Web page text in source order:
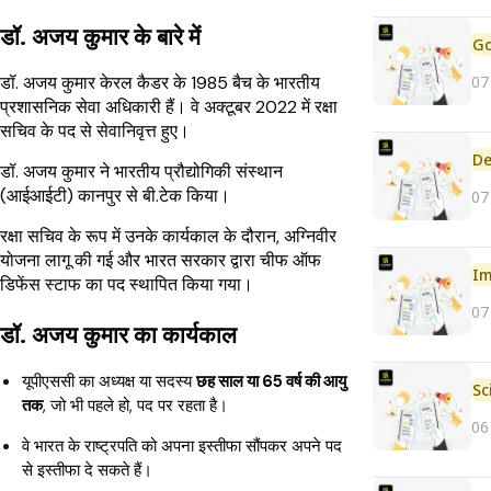
डॉ. अजय कुमार के बारे में
डॉ. अजय कुमार केरल कैडर के 1985 बैच के भारतीय
प्रशासनिक सेवा अधिकारी हैं। वे अक्टूबर 2022 में रक्षा
सचिव के पद से सेवानिवृत्त हुए।
डॉ. अजय कुमार ने भारतीय प्रौद्योगिकी संस्थान
(आईआईटी) कानपुर से बी.टेक किया।
रक्षा सचिव के रूप में उनके कार्यकाल के दौरान, अग्निवीर
योजना लागू की गई और भारत सरकार द्वारा चीफ ऑफ
डिफेंस स्टाफ का पद स्थापित किया गया।
डॉ. अजय कुमार का कार्यकाल
यूपीएससी का अध्यक्ष या सदस्यछह साल या 65 वर्ष की आयु
तक, जो भी पहले हो, पद पर रहता है।
वे भारत के राष्ट्रपति को अपना इस्तीफा सौंपकर अपने पद
से इस्तीफा दे सकते हैं।